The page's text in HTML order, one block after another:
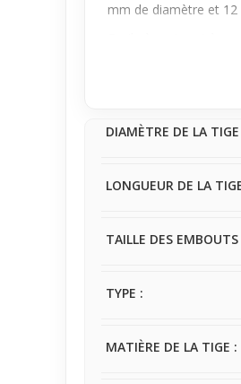
mm de diamètre et
DIAMÈTRE DE LA
LONGUEUR DE LA
TAILLE DES EMBOUTS
TYPE :
MATIÈRE DE LA TIGE :